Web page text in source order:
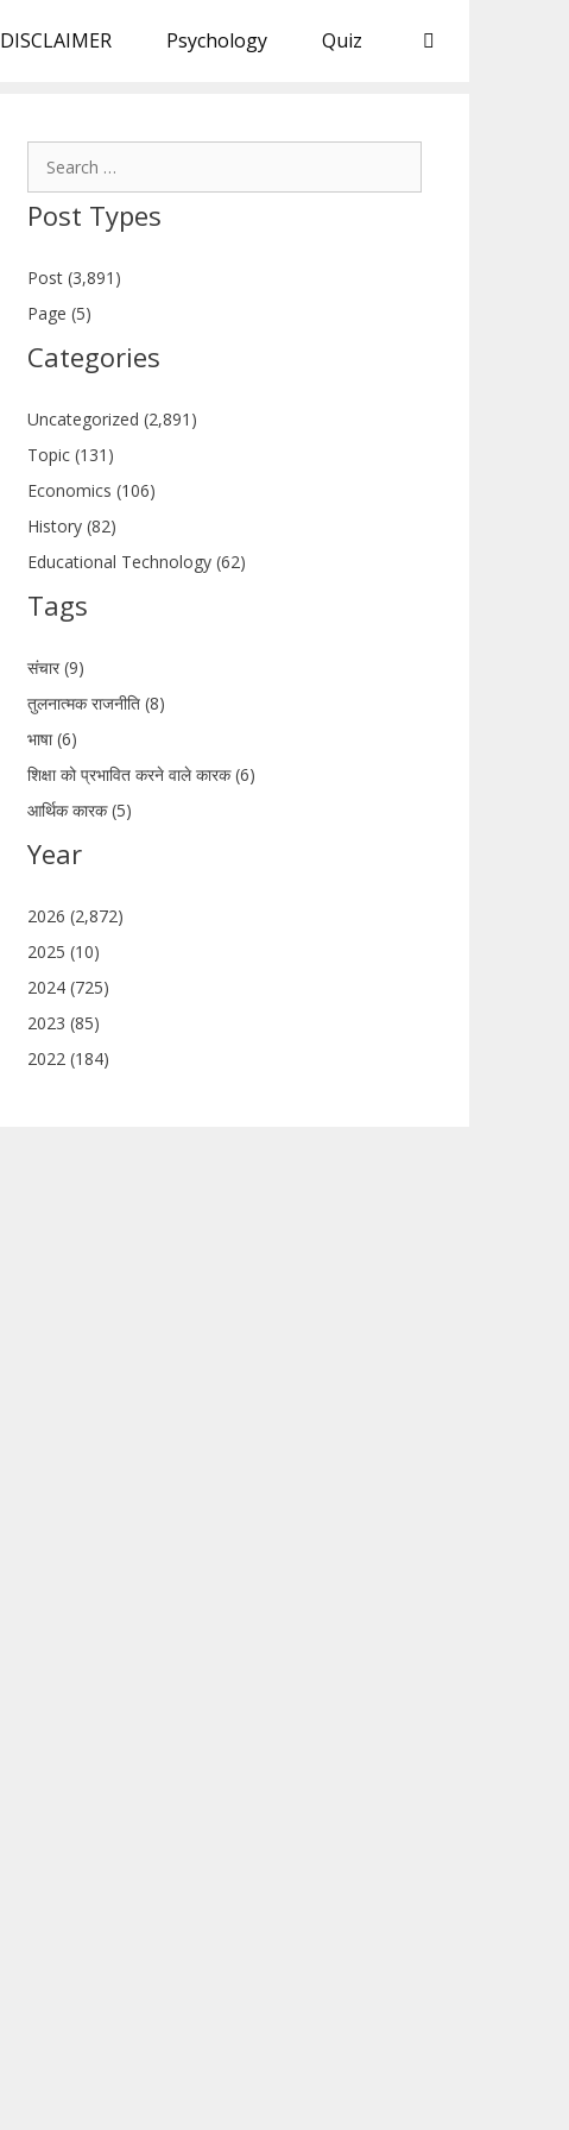
DISCLAIMER Psychology Quiz
Post Types
Post (3,891)
Page (5)
Categories
Uncategorized (2,891)
Topic (131)
Economics (106)
History (82)
Educational Technology (62)
Tags
संचार (9)
तुलनात्मक राजनीति (8)
भाषा (6)
शिक्षा को प्रभावित करने वाले कारक (6)
आर्थिक कारक (5)
Year
2026 (2,872)
2025 (10)
2024 (725)
2023 (85)
2022 (184)